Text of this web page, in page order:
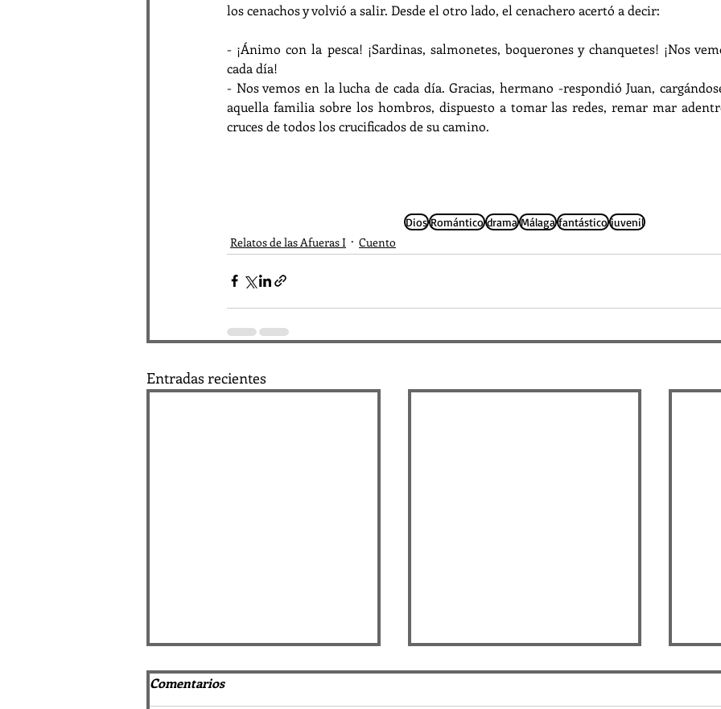
los cenachos y volvió a salir. Desde el otro lado, el cenachero acertó a decir:
- ¡Ánimo con la pesca! ¡Sardinas, salmonetes, boquerones y chanquetes! ¡Nos
cada día!
- Nos vemos en la lucha de cada día. Gracias, hermano -respondió Juan,
aquella familia sobre los hombros, dispuesto a tomar las redes, remar mar
cruces de todos los crucificados de su camino.
Dios Romántico drama Málaga fantástico juvenil
Relatos de las Afueras I Cuento
Entradas recientes
Comentarios